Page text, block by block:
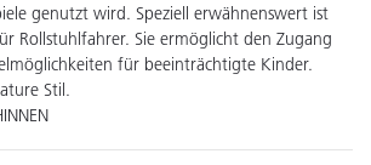
genutzt wird. Speziell erwähnenswert ist
Rollstuhlfahrer. Sie ermöglicht den Zugang
für beeinträchtigte Kinder.
Stil.